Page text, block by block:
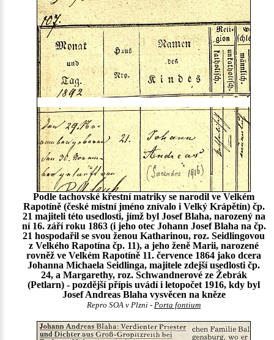
Podle tachovské křestní matriky se narodil ve Velkém
Rapotíně (české místní jméno znívalo i Velký Krápětín) čp.
21 majiteli této usedlosti, jímž byl Josef Blaha, narozený na
ní 16. září roku 1863 (i jeho otec Johann Josef Blaha na čp.
21 hospodařil se svou ženou Katharinou, roz. Seidlingovou
z Velkého Rapotína čp. 11), a jeho ženě Marii, narozené
rovněž ve Velkém Rapotíně 11. července 1864 jako dcera
Johanna Michaela Seidlinga, majitele zdejší usedlosti čp.
24, a Margarethy, roz. Schwandnerové ze Žebrák
(Petlarn) - pozdější přípis uvádí i letopočet 1916, kdy byl
Josef Andreas Blaha vysvěcen na kněze
Repro SOA v Plzni - Porta fontium